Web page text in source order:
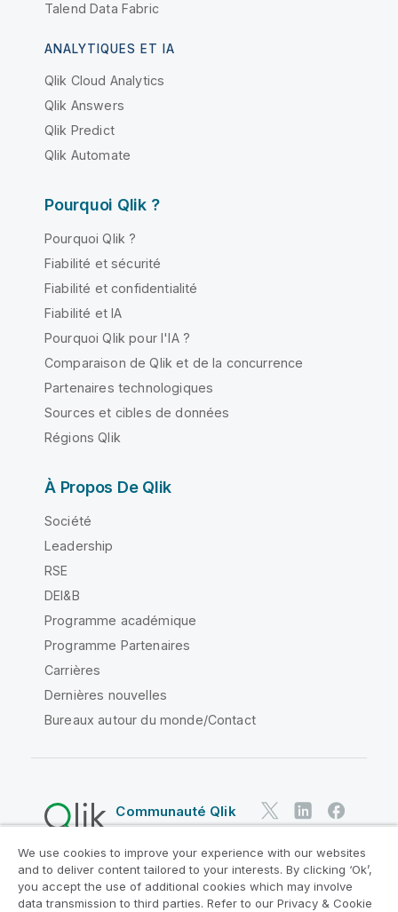
Talend Data Fabric
ANALYTIQUES ET IA
Qlik Cloud Analytics
Qlik Answers
Qlik Predict
Qlik Automate
Pourquoi Qlik ?
Pourquoi Qlik ?
Fiabilité et sécurité
Fiabilité et confidentialité
Fiabilité et IA
Pourquoi Qlik pour l'IA ?
Comparaison de Qlik et de la concurrence
Partenaires technologiques
Sources et cibles de données
Régions Qlik
À Propos De Qlik
Société
Leadership
RSE
DEI&B
Programme académique
Programme Partenaires
Carrières
Dernières nouvelles
Bureaux autour du monde/Contact
Communauté Qlik
Contrats juridiques
Conditions d'utilisation des produits
Legal Policies
Conditions légales
We use cookies to improve your experience with our websites
and to deliver content tailored to your interests. By clicking ‘Ok’,
you accept the use of additional cookies which may involve
data transmission to third parties. Refer to our Privacy & Cookie